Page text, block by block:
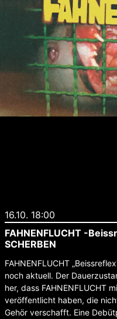
16.10. 18:00
FAHNENFLUCHT -
SCHERBEN
FAHNENFLUCHT
noch aktuell. Der
her, dass FAHNENFLUCHT
veröffentlicht haben, die
Gehör verschafft. Eine